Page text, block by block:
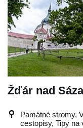
Žďár nad
Památné stromy,
cestopisy, Tipy na